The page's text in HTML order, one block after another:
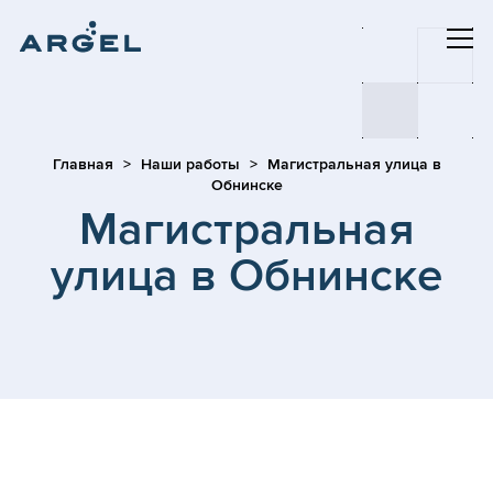
Главная Наши работы
Магистральная улица в
Обнинске
Магистральная
улица в Обнинске